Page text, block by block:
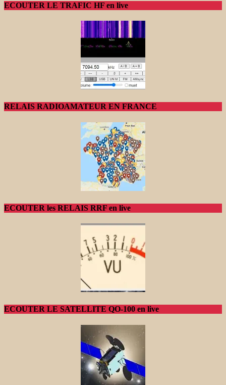
ECOUTER LE TRAFIC HF en live
RELAIS RADIOAMATEUR EN FRANCE
ECOUTER les RELAIS RRF en live
ECOUTER LE SATELLITE QO-100 en live